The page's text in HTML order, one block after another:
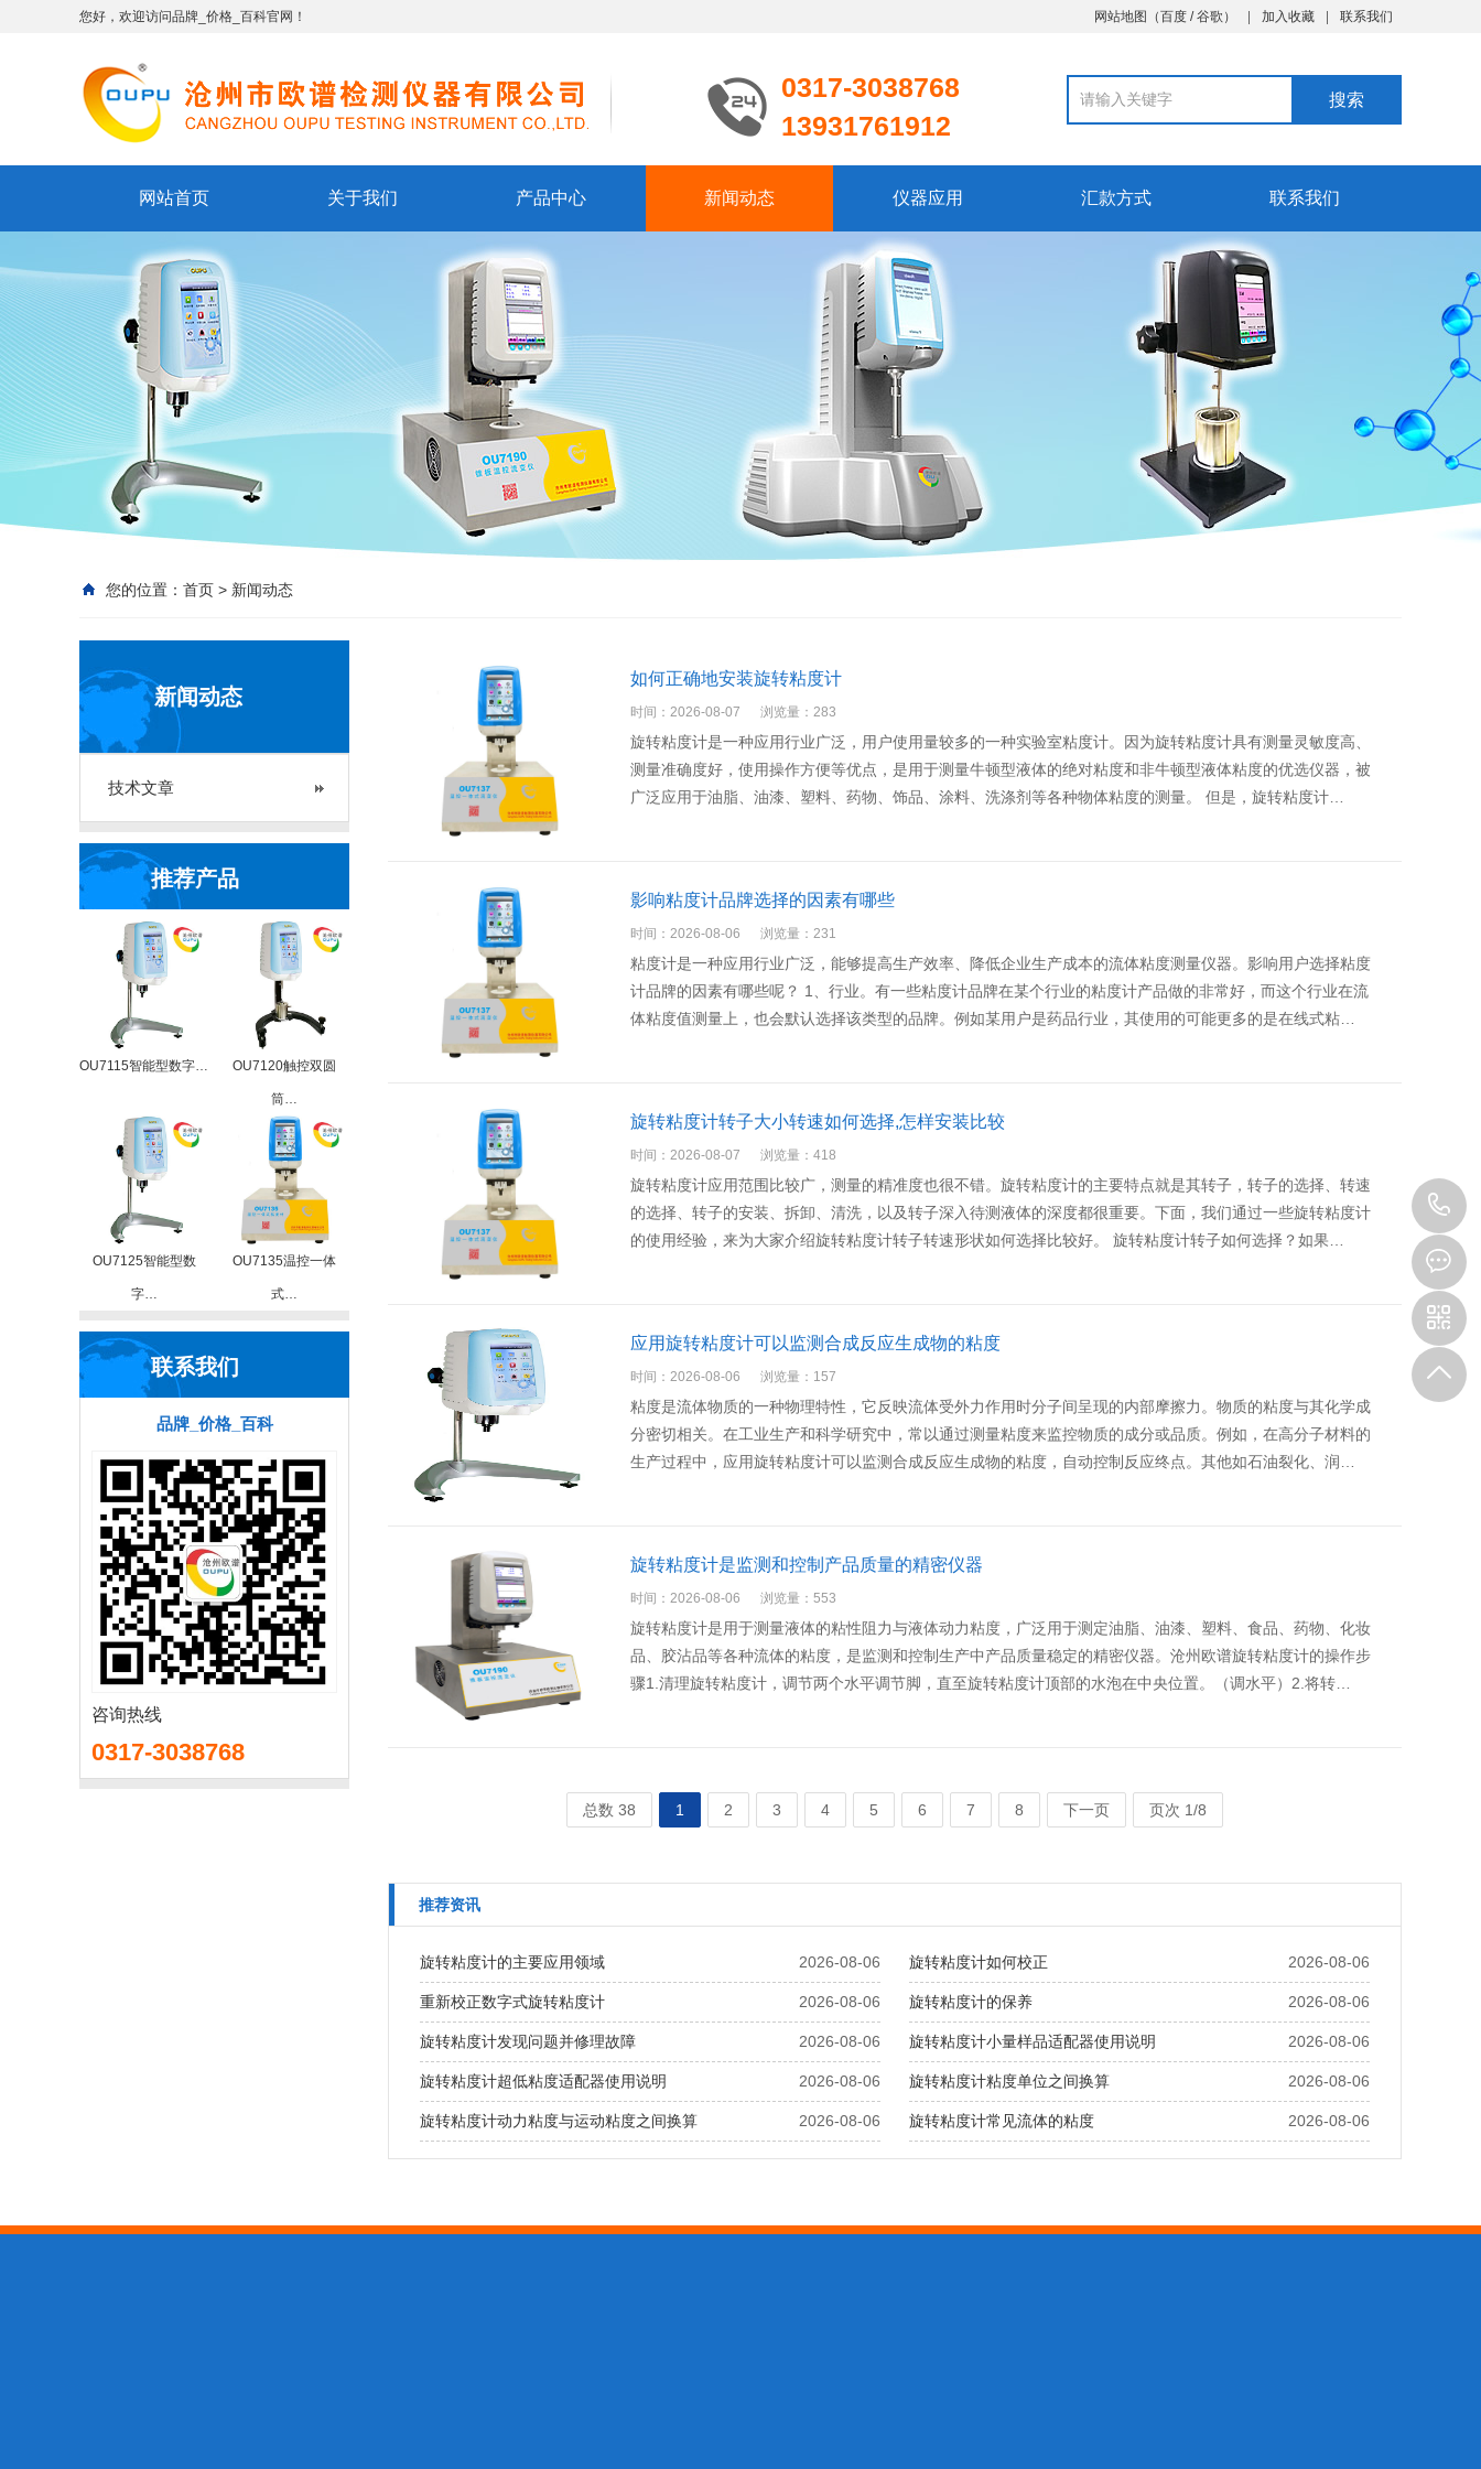
您好，欢迎访问品牌_价格_百科官网！ 网站地图 （百度 /谷歌 ） 加入收藏 联系我们
0317-3038768
13931761912
网站首页 关于我们 产品中心 新闻动态 仪器应用 汇款方式 联系我们
您的位置： 首页 > 新闻动态
新闻动态
技术文章
推荐产品
OU7115智能型数字… OU7120触控双圆
筒…
OU7125智能型数
字…
OU7135温控一体
式…
联系我们
品牌_价格_百科
咨询热线
0317-3038768
如何正确地安装旋转粘度计
时间：2026-08-07 浏览量：283
旋转粘度计是一种应用行业广泛，用户使用量较多的一种实验室粘度计。因为旋转粘度计具有测量灵敏度高、
测量准确度好，使用操作方便等优点，是用于测量牛顿型液体的绝对粘度和非牛顿型液体粘度的优选仪器，被
广泛应用于油脂、油漆、塑料、药物、饰品、涂料、洗涤剂等各种物体粘度的测量。 但是，旋转粘度计…
影响粘度计品牌选择的因素有哪些
时间：2026-08-06 浏览量：231
粘度计是一种应用行业广泛，能够提高生产效率、降低企业生产成本的流体粘度测量仪器。影响用户选择粘度
计品牌的因素有哪些呢？ 1、行业。有一些粘度计品牌在某个行业的粘度计产品做的非常好，而这个行业在流
体粘度值测量上，也会默认选择该类型的品牌。例如某用户是药品行业，其使用的可能更多的是在线式粘…
旋转粘度计转子大小转速如何选择,怎样安装比较
时间：2026-08-07 浏览量：418
旋转粘度计应用范围比较广，测量的精准度也很不错。旋转粘度计的主要特点就是其转子，转子的选择、转速
的选择、转子的安装、拆卸、清洗，以及转子深入待测液体的深度都很重要。下面，我们通过一些旋转粘度计
的使用经验，来为大家介绍旋转粘度计转子转速形状如何选择比较好。 旋转粘度计转子如何选择？如果…
应用旋转粘度计可以监测合成反应生成物的粘度
时间：2026-08-06 浏览量：157
粘度是流体物质的一种物理特性，它反映流体受外力作用时分子间呈现的内部摩擦力。物质的粘度与其化学成
分密切相关。在工业生产和科学研究中，常以通过测量粘度来监控物质的成分或品质。例如，在高分子材料的
生产过程中，应用旋转粘度计可以监测合成反应生成物的粘度，自动控制反应终点。其他如石油裂化、润…
旋转粘度计是监测和控制产品质量的精密仪器
时间：2026-08-06 浏览量：553
旋转粘度计是用于测量液体的粘性阻力与液体动力粘度，广泛用于测定油脂、油漆、塑料、食品、药物、化妆
品、胶沾品等各种流体的粘度，是监测和控制生产中产品质量稳定的精密仪器。沧州欧谱旋转粘度计的操作步
骤1.清理旋转粘度计，调节两个水平调节脚，直至旋转粘度计顶部的水泡在中央位置。（调水平）2.将转…
总数 38 1 2 3 4 5 6 7 8 下一页 页次 1/8
推荐资讯
2026-08-06
旋转粘度计的主要应用领域 2026-08-06
旋转粘度计如何校正
2026-08-06
重新校正数字式旋转粘度计 2026-08-06
旋转粘度计的保养
2026-08-06
旋转粘度计发现问题并修理故障 2026-08-06
旋转粘度计小量样品适配器使用说明
2026-08-06
旋转粘度计​超低粘度适配器使用说明 2026-08-06
旋转粘度计粘度单位之间换算
2026-08-06
旋转粘度计动力粘度与运动粘度之间换算 2026-08-06
旋转粘度计常见流体的粘度